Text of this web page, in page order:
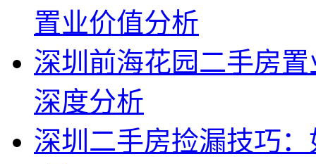
置业价值分析
深圳前海花园二手房
深度分析
深圳二手房捡漏技巧